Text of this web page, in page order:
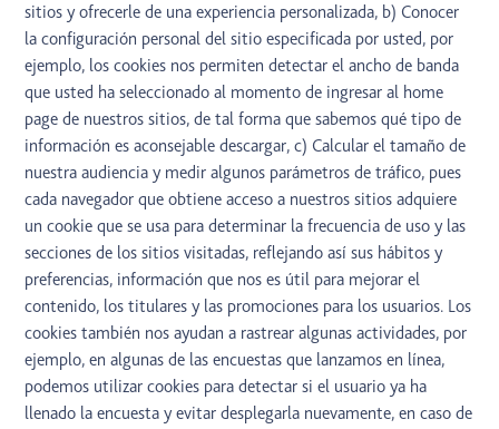
sitios y ofrecerle de una experiencia personalizada, b) Conocer
la configuración personal del sitio especificada por usted, por
ejemplo, los cookies nos permiten detectar el ancho de banda
que usted ha seleccionado al momento de ingresar al home
page de nuestros sitios, de tal forma que sabemos qué tipo de
información es aconsejable descargar, c) Calcular el tamaño de
nuestra audiencia y medir algunos parámetros de tráfico, pues
cada navegador que obtiene acceso a nuestros sitios adquiere
un cookie que se usa para determinar la frecuencia de uso y las
secciones de los sitios visitadas, reflejando así sus hábitos y
preferencias, información que nos es útil para mejorar el
contenido, los titulares y las promociones para los usuarios. Los
cookies también nos ayudan a rastrear algunas actividades, por
ejemplo, en algunas de las encuestas que lanzamos en línea,
podemos utilizar cookies para detectar si el usuario ya ha
llenado la encuesta y evitar desplegarla nuevamente, en caso de